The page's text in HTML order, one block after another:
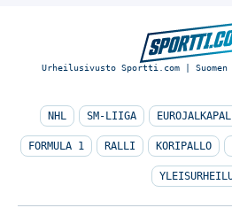
Urheilusivusto Sportti.com |
NHL SM-LIIGA
FORMULA 1 RALLI KORIPALLO